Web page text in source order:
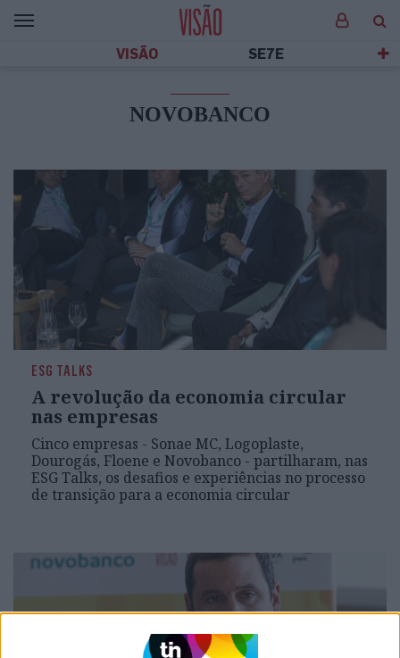
VISÃO SE7E
NOVOBANCO
ESG TALKS
A revolução da economia circular
nas empresas
Cinco empresas - Sonae MC, Logoplaste,
Dourogás, Floene e Novobanco - partilharam, nas
ESG Talks, os desafios e experiências no processo
de transição para a economia circular